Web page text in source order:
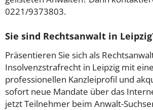
0221/9373803.
Sie sind Rechtsanwalt in
Präsentieren Sie sich als
Insolvenzstrafrecht in Leipzig mit
professionellen Kanzleiprofil und
sofort neue Mandate über das
jetzt Teilnehmer beim Anwalt-